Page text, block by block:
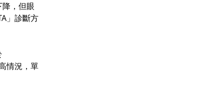
，但眼
」診斷方
情況，單